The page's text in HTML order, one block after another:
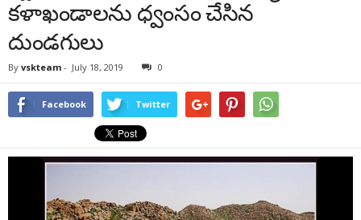
కళాఖండాలను ధ్వంసం చేసిన
దుండగులు
By vskteam - July 18, 2019 0
Facebook Twitter